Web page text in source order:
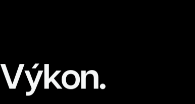
Výkon.